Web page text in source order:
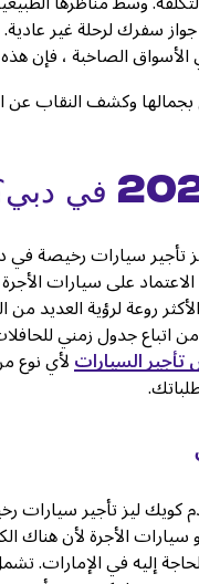
ضرورة. يصبح استئجار بيجو 2008
الأسواق الصاخبة ، فإن
استئجار بيجو 2008 2024 من كويك
على سيارات
روعة لرؤية العديد من
جدول زمني
السياراتلأي نوع
كويك ليز تأجير سيارات
الأجرة لأن هناك
إليه في الإمارات.